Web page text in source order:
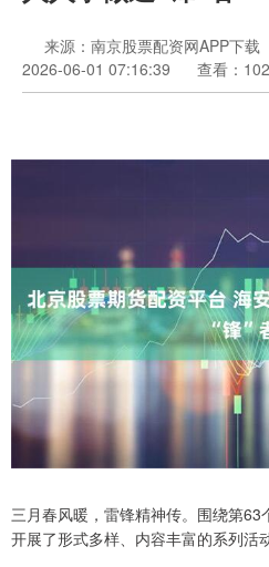
来源：南京股票配资网APP下载
2026-06-01 07:16:39
查看：102
三月春风暖，雷锋精神传。围绕第
开展了形式多样、内容丰富的系列活动